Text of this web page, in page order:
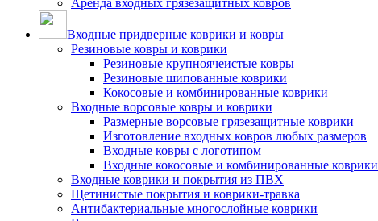
Входные придверные коврики и ковры
Резиновые ковры и коврики
Резиновые крупноячеистые ковры
Резиновые шипованные коврики
Кокосовые и комбинированные коврики
Входные ворсовые ковры и коврики
Размерные ворсовые грязезащитные коврики
Изготовление входных ковров любых размеров
Входные ковры с логотипом
Входные кокосовые и комбинированные коврики
Входные коврики и покрытия из ПВХ
Щетинистые покрытия и коврики-травка
Антибактериальные многослойные коврики